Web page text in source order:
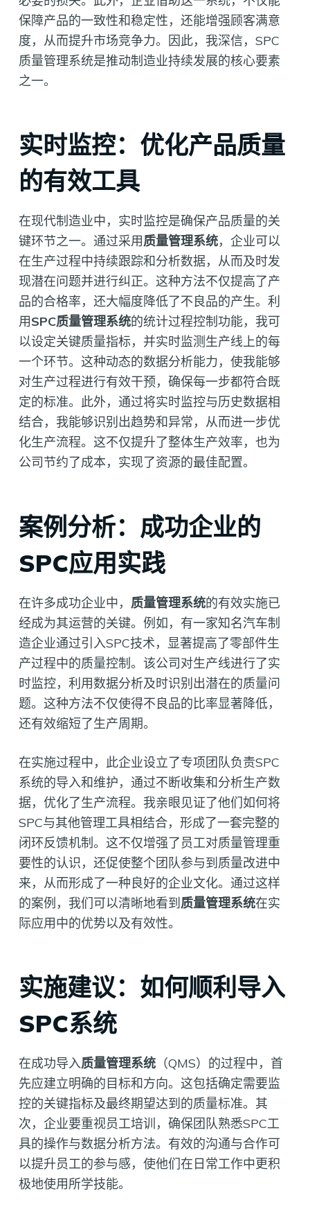
保障产品的一致性和稳定性，还能增强顾客满意
度，从而提升市场竞争力。因此，我深信，SPC
质量管理系统是推动制造业持续发展的核心要素
之一。
实时监控：优化产品质量
的有效工具
在现代制造业中，实时监控是确保产品质量的关
键环节之一。通过采用质量管理系统，企业可以
在生产过程中持续跟踪和分析数据，从而及时发
现潜在问题并进行纠正。这种方法不仅提高了产
品的合格率，还大幅度降低了不良品的产生。利
用SPC质量管理系统的统计过程控制功能，我可
以设定关键质量指标，并实时监测生产线上的每
一个环节。这种动态的数据分析能力，使我能够
对生产过程进行有效干预，确保每一步都符合既
定的标准。此外，通过将实时监控与历史数据相
结合，我能够识别出趋势和异常，从而进一步优
化生产流程。这不仅提升了整体生产效率，也为
公司节约了成本，实现了资源的最佳配置。
案例分析：成功企业的
SPC应用实践
在许多成功企业中， 质量管理系统的有效实施已
经成为其运营的关键。例如，有一家知名汽车制
造企业通过引入SPC技术，显著提高了零部件生
产过程中的质量控制。该公司对生产线进行了实
时监控，利用数据分析及时识别出潜在的质量问
题。这种方法不仅使得不良品的比率显著降低，
还有效缩短了生产周期。
在实施过程中，此企业设立了专项团队负责SPC
系统的导入和维护，通过不断收集和分析生产数
据，优化了生产流程。我亲眼见证了他们如何将
SPC与其他管理工具相结合，形成了一套完整的
闭环反馈机制。这不仅增强了员工对质量管理重
要性的认识，还促使整个团队参与到质量改进中
来，从而形成了一种良好的企业文化。通过这样
的案例，我们可以清晰地看到 质量管理系统在实
际应用中的优势以及有效性。
实施建议：如何顺利导入
SPC系统
在成功导入质量管理系统（QMS）的过程中，首
先应建立明确的目标和方向。这包括确定需要监
控的关键指标及最终期望达到的质量标准。其
次，企业要重视员工培训，确保团队熟悉SPC工
具的操作与数据分析方法。有效的沟通与合作可
以提升员工的参与感，使他们在日常工作中更积
极地使用所学技能。